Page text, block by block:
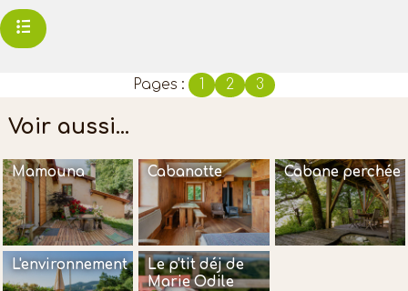
Pages : 1 2 3
Voir aussi...
Mamouna Cabanotte Cabane perchée
L'environnement
Le p'tit déj de
Marie Odile